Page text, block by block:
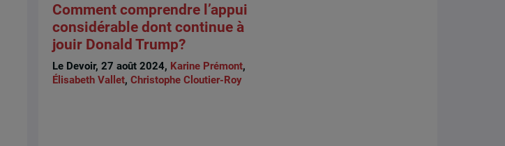
Comment comprendre l’appui
considérable dont continue à
jouir Donald Trump?
Le Devoir, 27 août 2024, Karine Prémont,
Élisabeth Vallet, Christophe Cloutier-Roy